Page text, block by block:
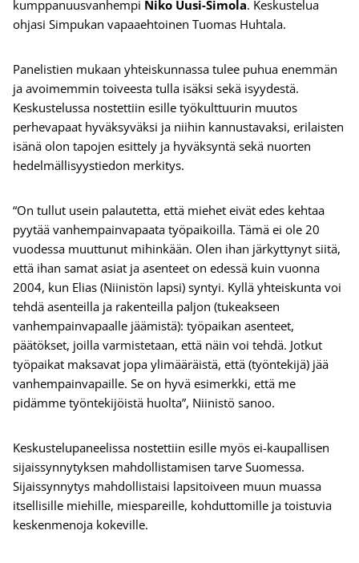
kumppanuusvanhempi Niko Uusi-Simola. Keskustelua
ohjasi Simpukan vapaaehtoinen Tuomas Huhtala.
Panelistien mukaan yhteiskunnassa tulee puhua enemmän
ja avoimemmin toiveesta tulla isäksi sekä isyydestä.
Keskustelussa nostettiin esille työkulttuurin muutos
perhevapaat hyväksyväksi ja niihin kannustavaksi, erilaisten
isänä olon tapojen esittely ja hyväksyntä sekä nuorten
hedelmällisyystiedon merkitys.
“On tullut usein palautetta, että miehet eivät edes kehtaa
pyytää vanhempainvapaata työpaikoilla. Tämä ei ole 20
vuodessa muuttunut mihinkään. Olen ihan järkyttynyt siitä,
että ihan samat asiat ja asenteet on edessä kuin vuonna
2004, kun Elias (Niinistön lapsi) syntyi. Kyllä yhteiskunta voi
tehdä asenteilla ja rakenteilla paljon (tukeakseen
vanhempainvapaalle jäämistä): työpaikan asenteet,
päätökset, joilla varmistetaan, että näin voi tehdä. Jotkut
työpaikat maksavat jopa ylimääräistä, että (työntekijä) jää
vanhempainvapaille. Se on hyvä esimerkki, että me
pidämme työntekijöistä huolta”, Niinistö sanoo.
Keskustelupaneelissa nostettiin esille myös ei-kaupallisen
sijaissynnytyksen mahdollistamisen tarve Suomessa.
Sijaissynnytys mahdollistaisi lapsitoiveen muun muassa
itsellisille miehille, miespareille, kohduttomille ja toistuvia
keskenmenoja kokeville.